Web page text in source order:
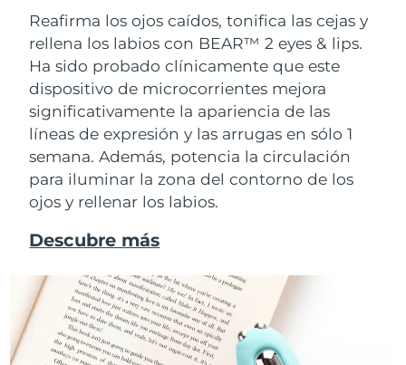
Reafirma los ojos caídos, tonifica las cejas y
rellena los labios con BEAR™ 2 eyes & lips.
Ha sido probado clínicamente que este
dispositivo de microcorrientes mejora
significativamente la apariencia de las
líneas de expresión y las arrugas en sólo 1
semana. Además, potencia la circulación
para iluminar la zona del contorno de los
ojos y rellenar los labios.
Descubre más